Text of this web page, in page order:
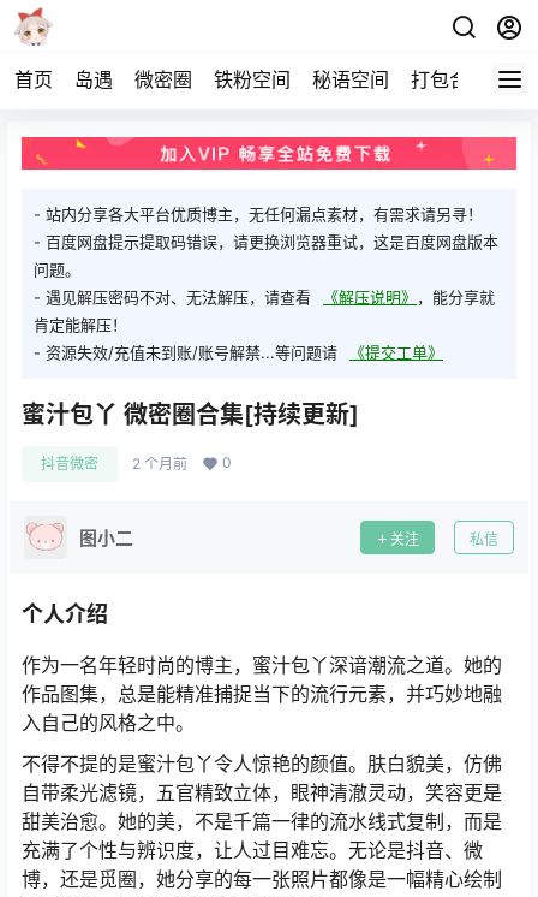
首页 岛遇 微密圈 铁粉空间 秘语空间 打包合集 关
- 站内分享各大平台优质博主，无任何漏点素材，有需求请另寻！
- 百度网盘提示提取码错误，请更换浏览器重试，这是百度网盘版本
问题。
- 遇见解压密码不对、无法解压，请查看
《解压说明》 ，能分享就
肯定能解压！
- 资源失效/充值未到账/账号解禁...等问题请
《提交工单》
蜜汁包丫 微密圈合集[持续更新]
抖音微密 2 个月前 0
图小二 关注 私信
个人介绍
作为一名年轻时尚的博主，蜜汁包丫深谙潮流之道。她的
作品图集，总是能精准捕捉当下的流行元素，并巧妙地融
入自己的风格之中。
不得不提的是蜜汁包丫令人惊艳的颜值。肤白貌美，仿佛
自带柔光滤镜，五官精致立体，眼神清澈灵动，笑容更是
甜美治愈。她的美，不是千篇一律的流水线式复制，而是
充满了个性与辨识度，让人过目难忘。无论是抖音、微
博，还是觅圈，她分享的每一张照片都像是一幅精心绘制